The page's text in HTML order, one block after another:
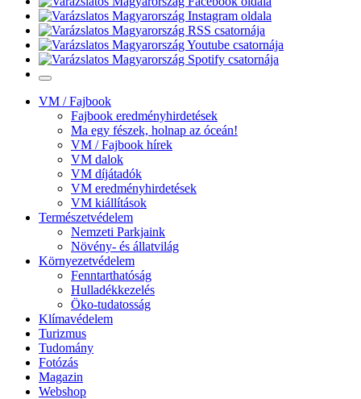
VM / Fajbook
Fajbook eredményhirdetések
Ma egy fészek, holnap az óceán!
VM / Fajbook hírek
VM dalok
VM díjátadók
VM eredményhirdetések
VM kiállítások
Természetvédelem
Nemzeti Parkjaink
Növény- és állatvilág
Környezetvédelem
Fenntarthatóság
Hulladékkezelés
Öko-tudatosság
Klímavédelem
Turizmus
Tudomány
Fotózás
Magazin
Webshop